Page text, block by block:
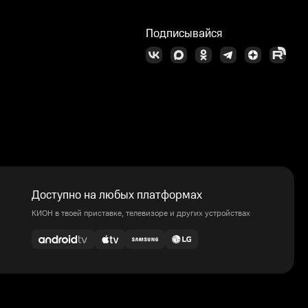
Подписывайся
Доступно на любых платформах
КИОН в твоей приставке, телевизоре и других устройствах